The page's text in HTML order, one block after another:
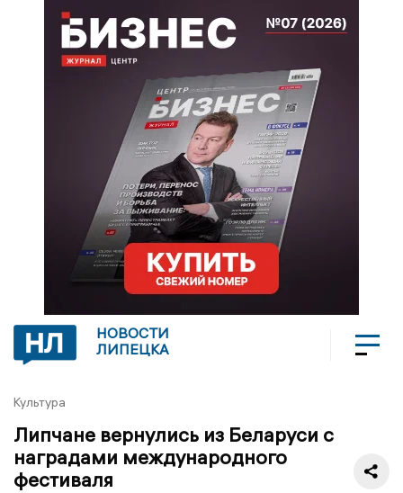
НОВОСТИ
ЛИПЕЦКА
Культура
Липчане вернулись из Беларуси с
наградами международного
фестиваля